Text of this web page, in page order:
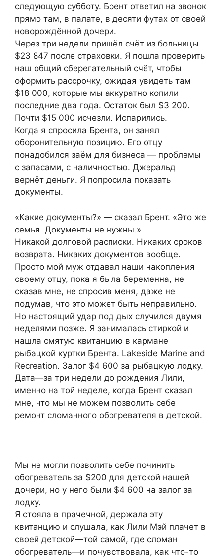
следующую субботу. Брент ответил на звонок
прямо там, в палате, в десяти футах от своей
новорождённой дочери.
Через три недели пришёл счёт из больницы.
$23 847 после страховки. Я пошла проверить
наш общий сберегательный счёт, чтобы
оформить рассрочку, ожидая увидеть там
$18 000, которые мы аккуратно копили
последние два года. Остаток был $3 200.
Почти $15 000 исчезли. Испарились.
Когда я спросила Брента, он занял
оборонительную позицию. Его отцу
понадобился заём для бизнеса — проблемы
с запасами, с наличностью. Джеральд
вернёт деньги. Я попросила показать
документы.
«Какие документы?» — сказал Брент. «Это же
семья. Документы не нужны.»
Никакой долговой расписки. Никаких сроков
возврата. Никаких документов вообще.
Просто мой муж отдавал наши накопления
своему отцу, пока я была беременна, не
сказав мне, не спросив меня, даже не
подумав, что это может быть неправильно.
Но настоящий удар под дых случился двумя
неделями позже. Я занималась стиркой и
нашла смятую квитанцию в кармане
рыбацкой куртки Брента. Lakeside Marine and
Recreation. Залог $4 600 за рыбацкую лодку.
Дата—за три недели до рождения Лили,
именно на той неделе, когда Брент сказал
мне, что мы не можем позволить себе
ремонт сломанного обогревателя в детской.
Мы не могли позволить себе починить
обогреватель за $200 для детской нашей
дочери, но у него были $4 600 на залог за
лодку.
Я стояла в прачечной, держала эту
квитанцию и слушала, как Лили Мэй плачет в
своей детской—той самой, где сломан
обогреватель—и почувствовала, как что-то